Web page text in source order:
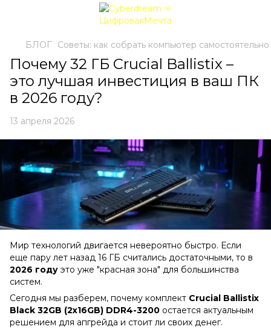
БЛОГ Советы: как собрать компьютер самостоятельно
Почему 32 ГБ Crucial Ballistix –
это лучшая инвестиция в ваш ПК
в 2026 году?
13 апреля 2026
Мир технологий двигается невероятно быстро. Если
еще пару лет назад 16 ГБ считались достаточными, то в
2026 году это уже "красная зона" для большинства
систем.
Сегодня мы разберем, почему комплект Crucial Ballistix
Black 32GB (2x16GB) DDR4-3200 остается актуальным
решением для апгрейда и стоит ли своих денег.